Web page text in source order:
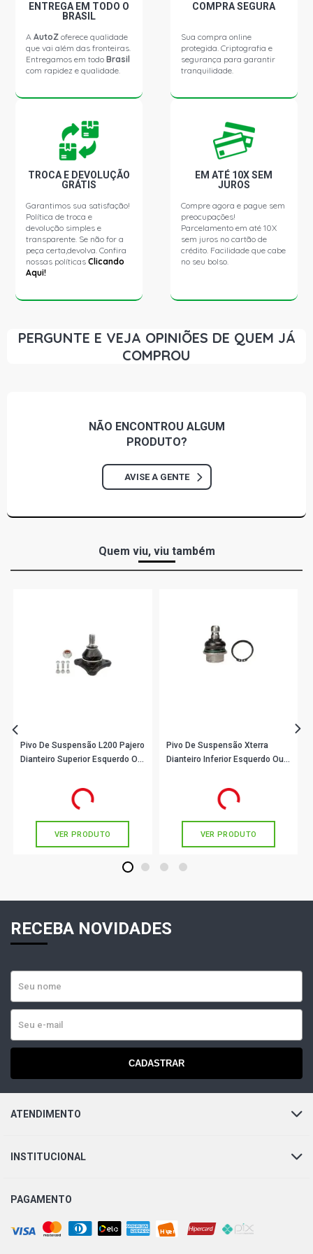
D10 CABINE SIMPLES PICKUP 3.8 8V PERKINS Q20B
4236 DIESEL (1979 - 1985)
D10 CABINE SIMPLES PICKUP 3.8 8V PERKINS Q20B4
DIESEL (1985 - 1985)
D14 STD PICKUP 3.8 8V DIESEL (1980 - 1985)
D15 STD PICKUP 3.8 8V DIESEL (1980 - 1985)
D20 STD PICKUP 2.5 8V DIESEL (1985 - 1992)
D20 STD PICKUP 3.8 8V PERKINS Q20B4 DIESEL (1985 -
1992)
D20 CABINE DUPLA PICKUP 3.8 8V PERKINS Q20B4
DIESEL (1985 - 1992)
D20 CABINE SIMPLES PICKUP 4.0 8V MAXION D4 DIESEL
D20 CABINE DUPLA PICKUP 4.0 8V MAXION S4 DIESEL
D20 CABINE DUPLA PICKUP 4.0 8V MAXION S4T DIESEL
ENTREGA EM TODO O
BRASIL
AAutoZ oferece qualidade
que vai além das fronteiras.
Entregamos em todoBrasil
com rapidez e qualidade.
COMPRA SEGURA
Sua compra online
protegida. Criptografia e
segurança para garantir
tranquilidade.
TROCA E DEVOLUÇÃO
GRÁTIS
Garantimos sua satisfação!
Política de troca e
devolução simples e
transparente. Se não for a
peça certa,devolva. Confira
nossas políticasClicando
Aqui!
EM ATÉ 10X SEM
JUROS
Compre agora e pague sem
preocupações!
Parcelamento em até 10X
sem juros no cartão de
crédito. Facilidade que cabe
no seu bolso.
PERGUNTE E VEJA OPINIÕES DE QUEM JÁ
COMPROU
NÃO ENCONTROU ALGUM
PRODUTO?
AVISE A GENTE
Quem viu, viu também
Pivo De Suspensão L200 Pajero
Dianteiro Superior Esquerdo Ou
em até 2x de
VER PRODUTO
Pivo De Suspensão Xterra
Dianteiro Inferior Esquerdo Ou
em até 4x de
VER PRODUTO
1 2 3 4
RECEBA NOVIDADES
CADASTRAR
ATENDIMENTO
INSTITUCIONAL
PAGAMENTO